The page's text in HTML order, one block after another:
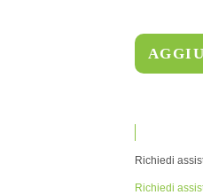
Richiedi
Richiedi